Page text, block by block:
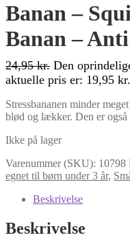
Banan –
Banan –
24,95kr. Den
aktuelle pris er: 19,95
Stressbananen minder
blød og lækker. Den er
Ikke på lager
Varenummer (SKU): 10798
egnet til børn under 3 år,
Beskrivelse
Beskrivelse